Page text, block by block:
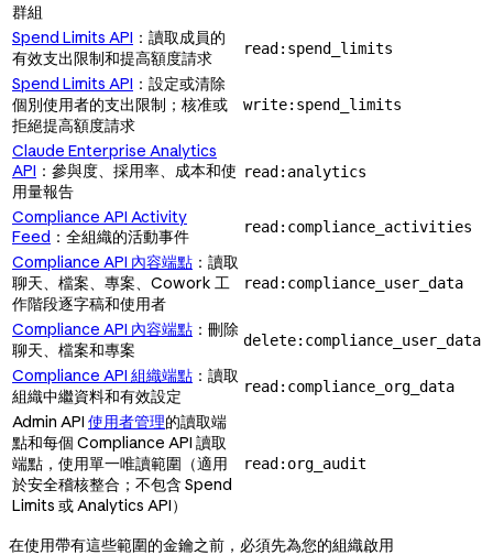
群組
Spend Limits API ：讀取成員的
有效支出限制和提高額度請求
read:spend_limits
Spend Limits API ：設定或清除
個別使用者的支出限制；核准或
拒絕提高額度請求
write:spend_limits
Claude Enterprise Analytics
API ：參與度、採用率、成本和使
用量報告
read:analytics
Compliance API Activity
Feed ：全組織的活動事件 read:compliance_activities
Compliance API 內容端點 ：讀取
聊天、檔案、專案、Cowork 工
作階段逐字稿和使用者
read:compliance_user_data
Compliance API 內容端點 ：刪除
聊天、檔案和專案
delete:compliance_user_data
Compliance API 組織端點 ：讀取
組織中繼資料和有效設定
read:compliance_org_data
Admin API 使用者管理的讀取端
點和每個 Compliance API 讀取
端點，使用單一唯讀範圍（適用
於安全稽核整合；不包含 Spend
Limits 或 Analytics API）
read:org_audit
在使用帶有這些範圍的金鑰之前，必須先為您的組織啟用